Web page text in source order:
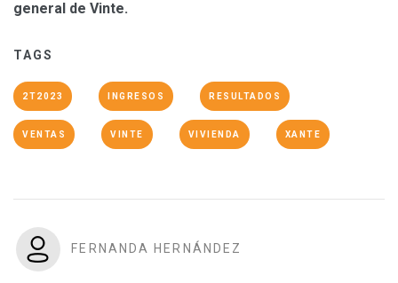
general de Vinte.
TAGS
2T2023 INGRESOS RESULTADOS
VENTAS VINTE VIVIENDA XANTE
FERNANDA HERNÁNDEZ